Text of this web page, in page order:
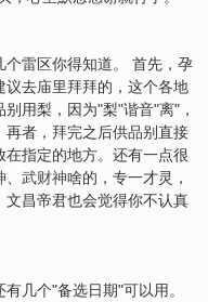
雷区你得知道。 首先，孕
去庙里拜拜的，这个各地
用梨，因为"梨"谐音"离"，
再者，拜完之后供品别直接
指定的地方。还有一点很
、 武财神啥的，专一才灵，
文昌帝君也会觉得你不认真
几个"备选日期"可以用。